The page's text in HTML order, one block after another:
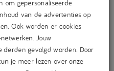
om gepersonaliseerde
van de advertenties op
Ook worden er cookies
Jouw
gevolgd worden. Door
je meer lezen over onze